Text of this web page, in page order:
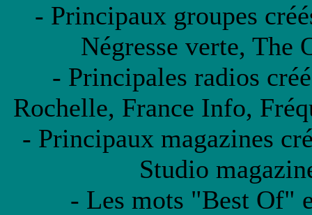
- Principaux groupes
Négresse verte, The
- Principales radios
Rochelle, France Info,
- Principaux magazines
Studio
- Les mots "Best Of"